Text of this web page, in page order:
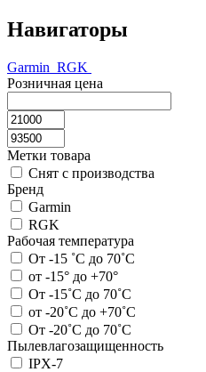
Навигаторы
Garmin RGK
Розничная цена
Метки товара
Снят с производства
Бренд
Garmin
RGK
Рабочая температура
От -15 ˚С до 70˚С
от -15° до +70°
От -15˚С до 70˚С
от -20˚С до +70˚С
От -20˚С до 70˚С
Пылевлагозащищенность
IPX-7